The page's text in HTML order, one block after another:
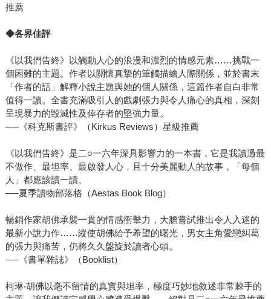
推薦
◆各界佳評
《以我們告終》以觸動人心的浪漫和濃烈的情感元素……挑戰一
個困難的主題。作者以關懷真摯的筆觸描繪人際關係，並於書末
「作者的話」解釋小說主題與她的個人關係，這篇作者自白非常
值得一讀。全書充滿吸引人的戲劇張力與令人痛心的真相，深刻
呈現暴力的毀滅性及倖存者的堅強力量。
──《科克斯書評》（Kirkus Reviews）星級推薦
《以我們告終》是二○一六年深具影響力的一本書，它是我讀過最
不做作、最坦率、最啟發人心，且十分美麗動人的故事，「每個
人」都應該讀一讀。
──夏季讀物部落格（Aestas Book Blog）
暢銷作家胡佛承襲一貫的情感衝擊力，大膽嘗試推出令人入迷的
最新小說力作……縱使胡佛給予希望的曙光，男女主角愛戀糾葛
的張力與痛苦，仍將久久盤旋於讀者心頭。
──《書單雜誌》（Booklist）
柯琳‧胡佛以毫不留情的真實與坦率，極度巧妙地敘述非常棘手的